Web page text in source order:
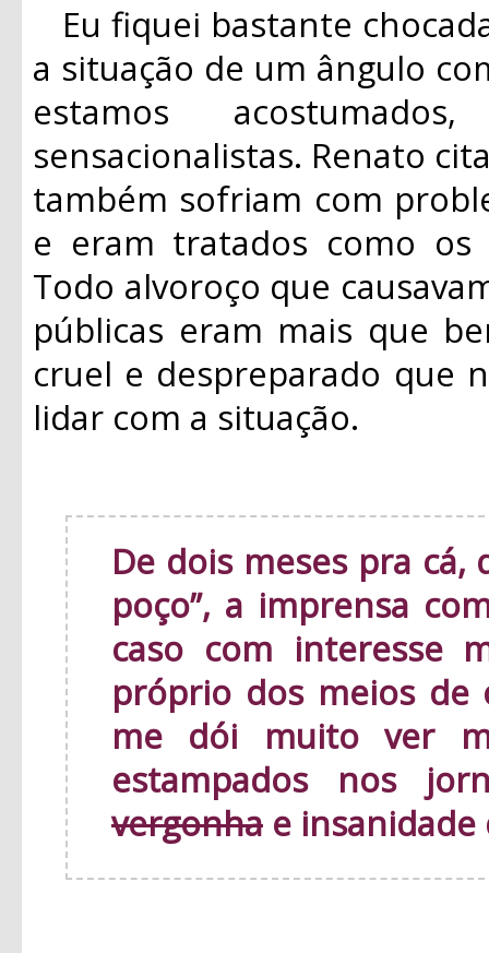
Eu fiquei bastante
a situação de um ângulo
estamos
sensacionalistas. Renato
também sofriam com
e eram tratados como os
Todo alvoroço que
públicas eram mais que
cruel e despreparado que
lidar com a situação.
De dois meses pra cá,
poço”, a imprensa
caso com interesse
próprio dos meios de
me dói muito ver
estampados nos
vergonha e insanidade